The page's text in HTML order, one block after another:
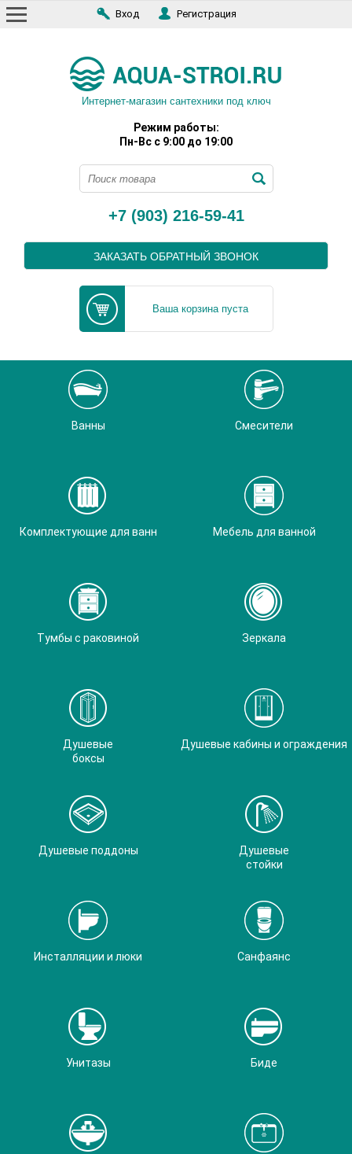
Вход Регистрация
Интернет-магазин сантехники под ключ
Режим работы:
Пн-Вс с 9:00 до 19:00
+7 (903) 216-59-41
ЗАКАЗАТЬ ОБРАТНЫЙ ЗВОНОК
Ваша корзина пуста
Ванны Смесители
Комплектующие для ванн Мебель для ванной
Тумбы с раковиной Зеркала
Душевые
боксы
Душевые кабины и ограждения
Душевые поддоны
Душевые
стойки
Инсталляции и люки Санфаянс
Унитазы Биде